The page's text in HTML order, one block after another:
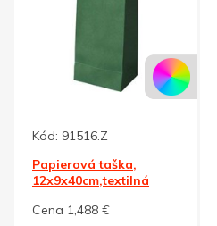
Kód: 91516.Z
Papierová taška,
12x9x40cm,textilná
Cena 1,488 €